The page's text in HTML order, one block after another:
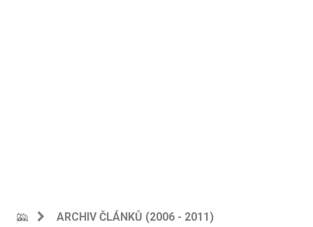
ARCHIV ČLÁNKŮ (2006 - 2011)